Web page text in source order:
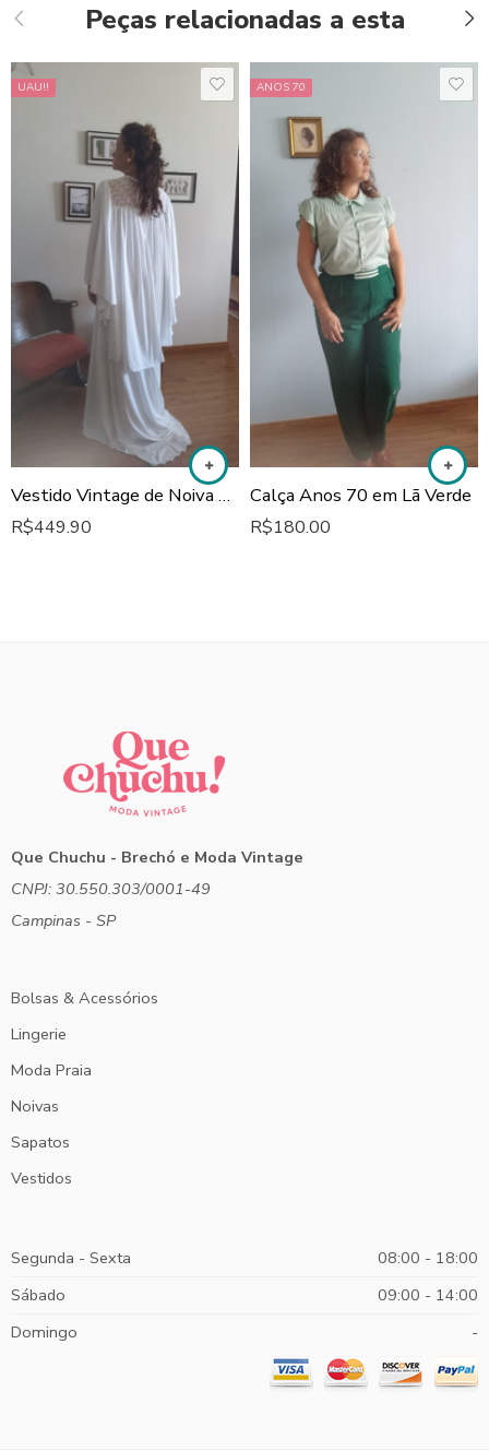
Peças relacionadas a esta
UAU!!
Vestido Vintage de Noiva Anos 70 Renda Guipir
R$449.90
ANOS 70
Calça Anos 70 em Lã Verde
R$180.00
Que Chuchu - Brechó e Moda Vintage
CNPJ: 30.550.303/0001-49
Campinas - SP
Bolsas & Acessórios
Lingerie
Moda Praia
Noivas
Sapatos
Vestidos
Segunda - Sexta
08:00 - 18:00
Sábado
09:00 - 14:00
Domingo
-